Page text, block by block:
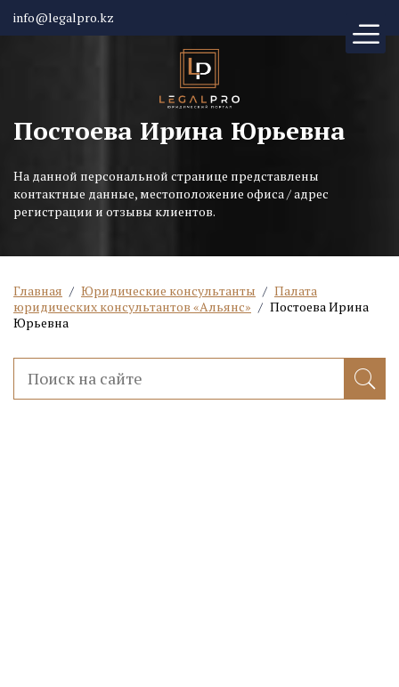
info@legalpro.kz
Постоева Ирина Юрьевна
На данной персональной странице представлены
контактные данные, местоположение офиса / адрес
регистрации и отзывы клиентов.
Главная / Юридические консультанты / Палата
юридических консультантов «Альянс» / Постоева Ирина
Юрьевна